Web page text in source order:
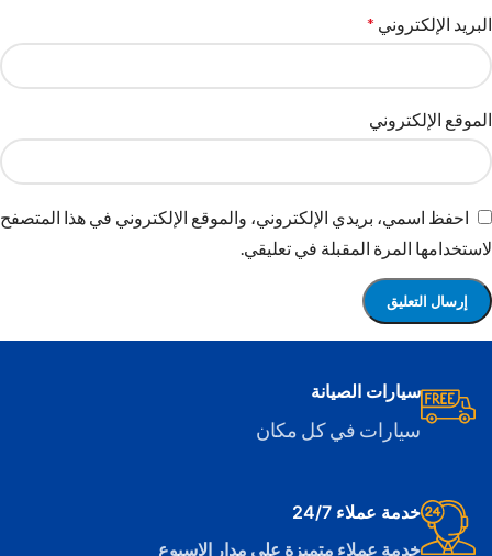
البريد الإلكتروني *
الموقع الإلكتروني
احفظ اسمي، بريدي الإلكتروني، والموقع الإلكتروني في هذا المتصفح
لاستخدامها المرة المقبلة في تعليقي.
سيارات الصيانة
سيارات في كل مكان
خدمة عملاء 24/7
خدمة عملاء متميزة على مدار الاسبوع